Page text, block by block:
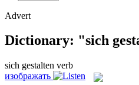
Advert
Dictionary: "sich
sich gestalten verb
изображать